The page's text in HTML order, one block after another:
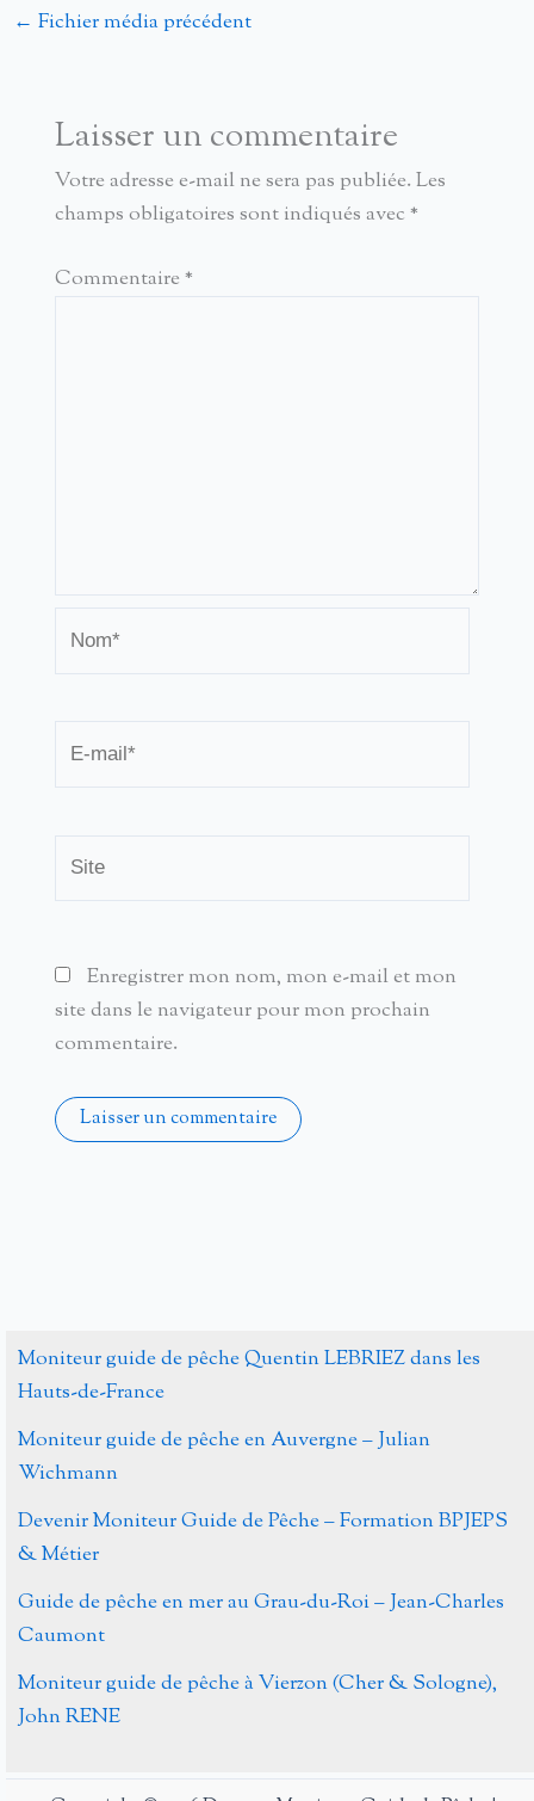
← Fichier média précédent
Laisser un commentaire
Votre adresse e-mail ne sera pas publiée. Les
champs obligatoires sont indiqués avec *
Commentaire *
Enregistrer mon nom, mon e-mail et mon
site dans le navigateur pour mon prochain
commentaire.
Moniteur guide de pêche Quentin LEBRIEZ dans les
Hauts-de-France
Moniteur guide de pêche en Auvergne – Julian
Wichmann
Devenir Moniteur Guide de Pêche – Formation BPJEPS
& Métier
Guide de pêche en mer au Grau-du-Roi – Jean-Charles
Caumont
Moniteur guide de pêche à Vierzon (Cher & Sologne),
John RENE